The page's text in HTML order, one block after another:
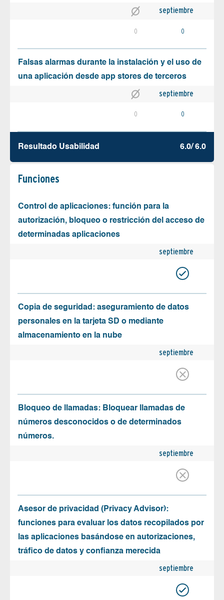
septiembre
0 0
Falsas alarmas durante la instalación y el uso de
una aplicación desde app stores de terceros
septiembre
0 0
Resultado Usabilidad 6.0/ 6.0
Funciones
Control de aplicaciones: función para la
autorización, bloqueo o restricción del acceso de
determinadas aplicaciones
septiembre
Copia de seguridad: aseguramiento de datos
personales en la tarjeta SD o mediante
almacenamiento en la nube
septiembre
Bloqueo de llamadas: Bloquear llamadas de
números desconocidos o de determinados
números.
septiembre
Asesor de privacidad (Privacy Advisor):
funciones para evaluar los datos recopilados por
las aplicaciones basándose en autorizaciones,
tráfico de datos y confianza merecida
septiembre